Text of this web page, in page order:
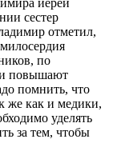
иерей
сестер
отметил,
по
повышают
помнить, что
же как и медики,
уделять
за тем, чтобы